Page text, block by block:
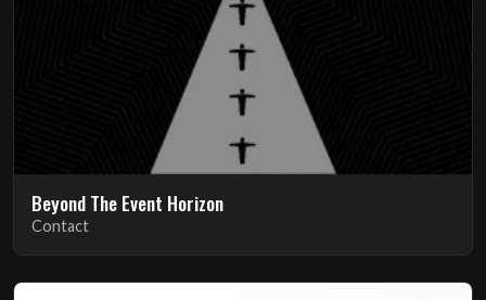
Beyond The Event Horizon
Contact